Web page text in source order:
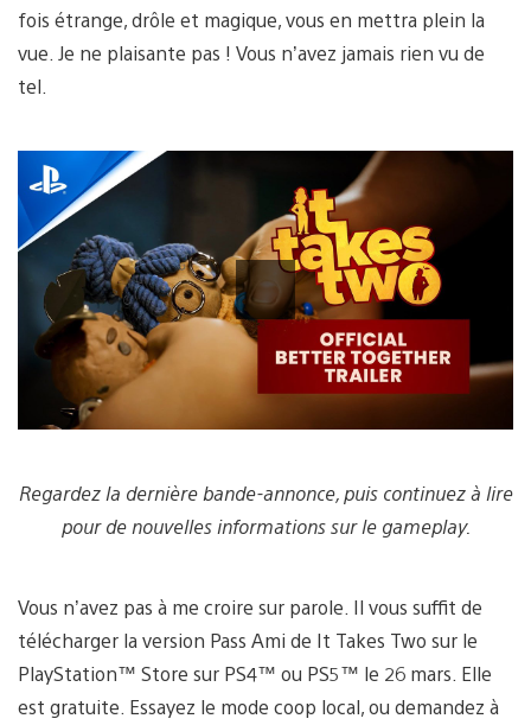
fois étrange, drôle et magique, vous en mettra plein la
vue. Je ne plaisante pas ! Vous n’avez jamais rien vu de
tel.
Play
Video
Regardez la dernière bande-annonce, puis continuez à lire
pour de nouvelles informations sur le gameplay.
Vous n’avez pas à me croire sur parole. Il vous suffit de
télécharger la version Pass Ami de It Takes Two sur le
PlayStation™ Store sur PS4™ ou PS5™ le 26 mars. Elle
est gratuite. Essayez le mode coop local, ou demandez à